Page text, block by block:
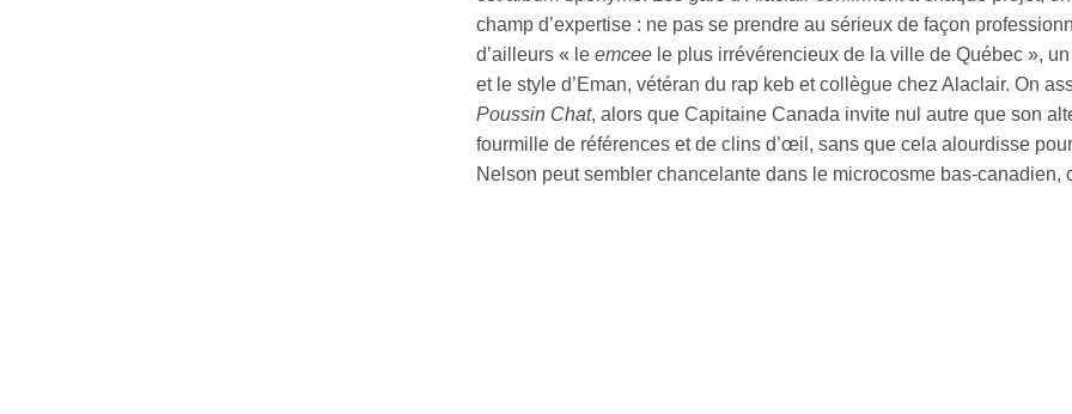
champ d’expertise : ne pas se prendre au sérieux de façon
d’ailleurs « le emcee le plus irrévérencieux de la ville de Québec »,
et le style d’Eman, vétéran du rap keb et collègue chez Alaclair. On
Poussin Chat, alors que Capitaine Canada invite nul autre que son
fourmille de références et de clins d’œil, sans que cela alourdisse
Nelson peut sembler chancelante dans le microcosme bas-